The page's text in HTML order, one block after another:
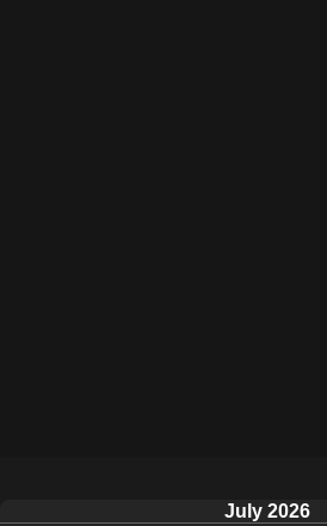
July 2026